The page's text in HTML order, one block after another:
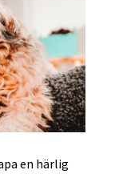
en härlig